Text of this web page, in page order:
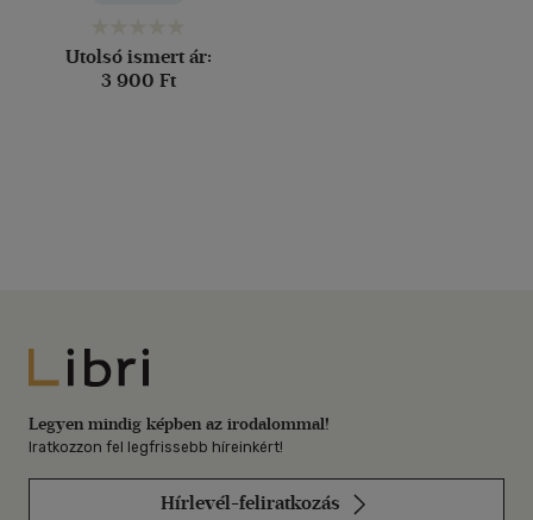
Utolsó ismert ár:
3 900 Ft
Libri
Legyen mindig képben az irodalommal!
Iratkozzon fel legfrissebb híreinkért!
Hírlevél-feliratkozás